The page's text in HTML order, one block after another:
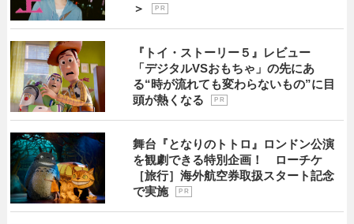
＞
P R
『トイ・ストーリー５』レビュー
「デジタルVSおもちゃ」の先にあ
る“時が流れても変わらないもの”に目
頭が熱くなる
P R
舞台『となりのトトロ』ロンドン公演
を観劇できる特別企画！ ローチケ
［旅行］海外航空券取扱スタート記念
で実施
P R